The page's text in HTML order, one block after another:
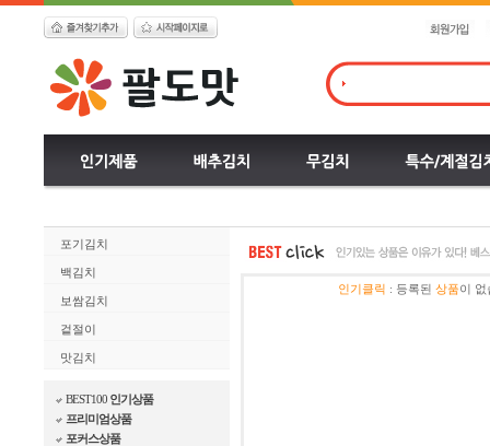
포기김치
백김치
보쌈김치
겉절이
맛김치
BEST100 인기상품
프리미엄상품
포커스상품
인기클릭 : 등록된 상품이 없